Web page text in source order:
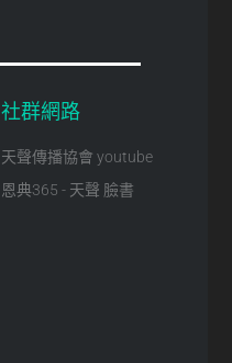
社群網路
天聲傳播協會 youtube
恩典365 - 天聲 臉書